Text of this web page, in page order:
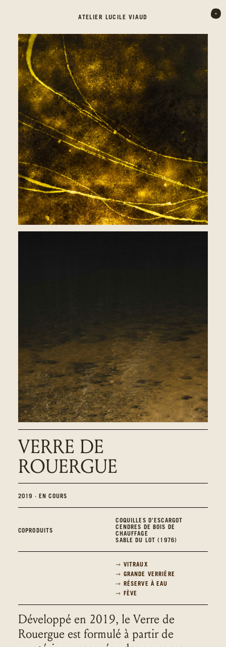
PRATIQUES
ACTUALITÉS
À PROPOS
BOUTIQUE
ATELIER LUCILE VIAUD
VERRE DE
ROUERGUE
2019 ∙ EN COURS
COPRODUITS
COQUILLES D'ESCARGOT
CENDRES DE BOIS DE
CHAUFFAGE
SABLE DU LOT (1976)
⇾ VITRAUX
⇾ GRANDE VERRIÈRE
⇾ RÉSERVE À EAU
⇾ FÈVE
Développé en 2019, le Verre de
Rouergue est formulé à partir de